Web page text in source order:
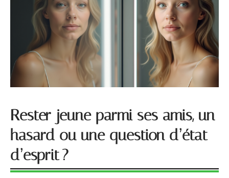
Rester jeune parmi ses amis, un
hasard ou une question d’état
d’esprit ?